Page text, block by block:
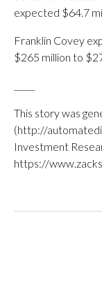
expected $64.7
Franklin Covey
$265 million to
This story was
(http://
Investment
https://